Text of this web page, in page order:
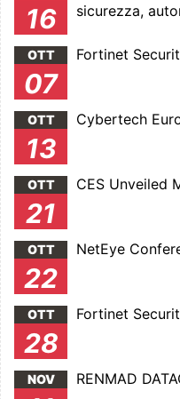
16
sicurezza,
OTT
07
Fortinet
OTT
13
Cybertech
OTT
21
CES Unveiled
OTT
22
NetEye
OTT
28
Fortinet
NOV RENMAD